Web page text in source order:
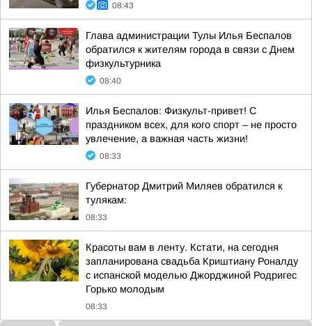
08:43
Глава администрации Тулы Илья Беспалов
обратился к жителям города в связи с Днем
физкультурника
08:40
Илья Беспалов: Физкульт-привет! С
праздником всех, для кого спорт – не просто
увлечение, а важная часть жизни!
08:33
Губернатор Дмитрий Миляев обратился к
тулякам:
08:33
Красоты вам в ленту. Кстати, на сегодня
запланирована свадьба Криштиану Роналду
с испанской моделью Джорджиной Родригес
Горько молодым
08:33